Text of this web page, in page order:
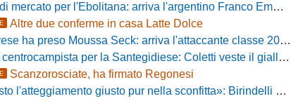
mercato per l'Ebolitana: arriva l'argentino Franco Emmanuel Boló
Altre due conferme in casa Latte Dolce
ha preso Moussa Seck: arriva l'attaccante classe 2006
per la Santegidiese: Coletti veste il giallorosso
Scanzorosciate, ha firmato Regonesi
giusto pur nella sconfitta»: Birindelli promuove il Novara nonostante il KO di Chiavari